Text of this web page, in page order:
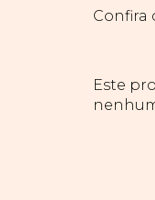
Confira
Este